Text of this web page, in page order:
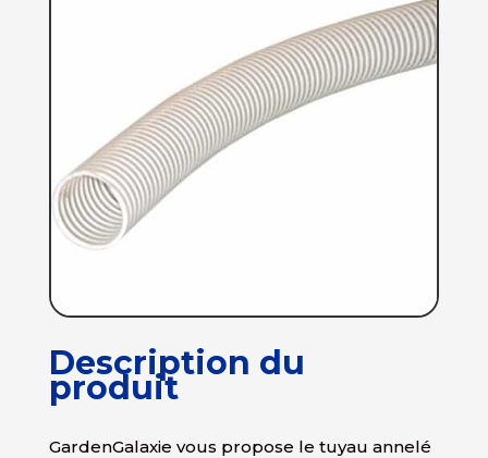
Description du
produit
GardenGalaxie vous propose le tuyau annelé